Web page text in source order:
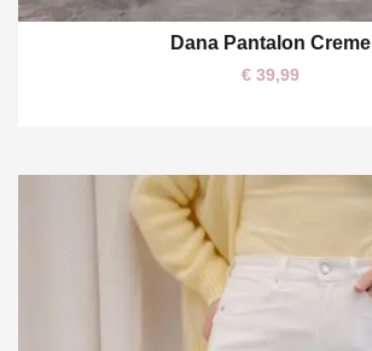
S M L
Dana Pantalon Creme
€ 39,99